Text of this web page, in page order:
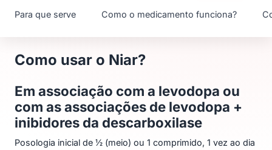
Para que serve Como o medicamento funciona?
Como usar o Niar?
Em associação com a levodopa ou
com as associações de levodopa +
inibidores da descarboxilase
Posologia inicial de ½ (meio) ou 1 comprimido, 1 vez ao dia